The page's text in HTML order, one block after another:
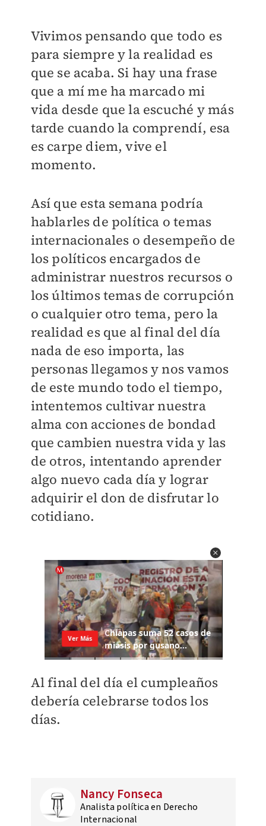
Vivimos pensando que todo es
para siempre y la realidad es
que se acaba. Si hay una frase
que a mí me ha marcado mi
vida desde que la escuché y más
tarde cuando la comprendí, esa
es carpe diem, vive el
momento.
Así que esta semana podría
hablarles de política o temas
internacionales o desempeño de
los políticos encargados de
administrar nuestros recursos o
los últimos temas de corrupción
o cualquier otro tema, pero la
realidad es que al final del día
nada de eso importa, las
personas llegamos y nos vamos
de este mundo todo el tiempo,
intentemos cultivar nuestra
alma con acciones de bondad
que cambien nuestra vida y las
de otros, intentando aprender
algo nuevo cada día y lograr
adquirir el don de disfrutar lo
cotidiano.
Al final del día el cumpleaños
debería celebrarse todos los
días.
Nancy Fonseca
Analista política en Derecho
Internacional